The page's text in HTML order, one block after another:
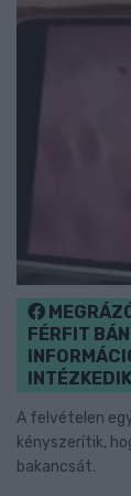
FÉRFIT
A felvételen
kényszerítik,
bakancsát.